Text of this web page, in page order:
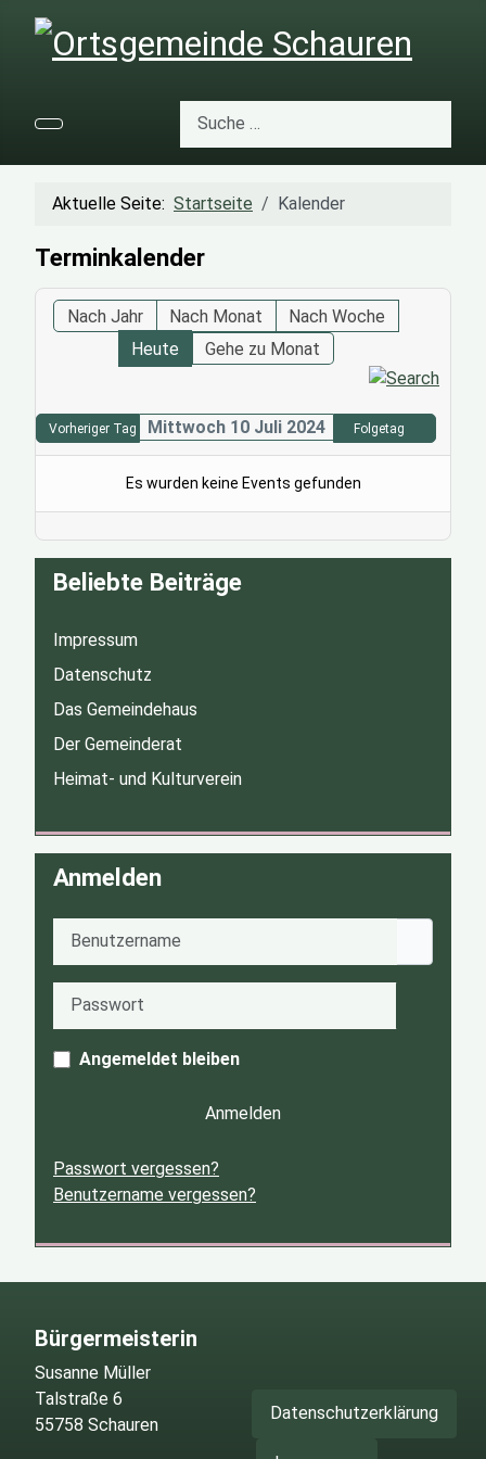
Suchen
Aktuelle Seite: Startseite Kalender
Terminkalender
Nach Jahr Nach Monat
Nach Woche
Heute
Gehe zu Monat
Vorheriger Tag Mittwoch 10 Juli 2024 Folgetag
Es wurden keine Events gefunden
Beliebte Beiträge
Impressum
Datenschutz
Das Gemeindehaus
Der Gemeinderat
Heimat- und Kulturverein
Anmelden
Benutzername
Passwort
Angemeldet bleiben
Anmelden
Passwort vergessen?
Benutzername vergessen?
Bürgermeisterin
Susanne Müller
Talstraße 6
55758 Schauren
Datenschutzerklärung